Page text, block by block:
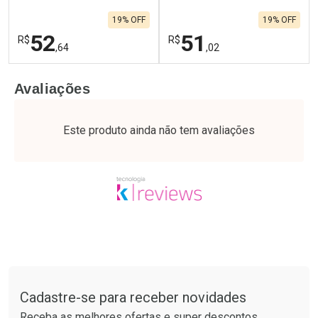
R$52,64
19% OFF
Laboratório
Ativar Desconto
Por Menos
R$51 ,02
19% OFF
Laboratório
Ativar Desconto
Por Menos
Avaliações
Este produto ainda não tem avaliações
Cadastre-se para receber novidades